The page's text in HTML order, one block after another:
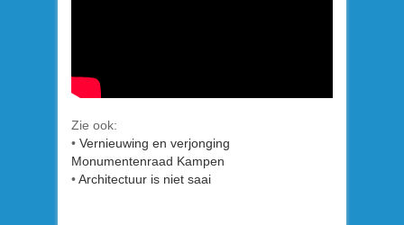
Zie ook:
• Vernieuwing en verjonging
Monumentenraad Kampen
•Architectuur is niet saai